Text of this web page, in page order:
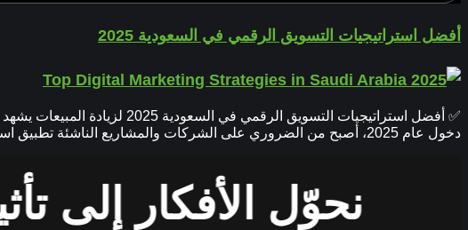
أفضل استراتيجيات التسويق الرقمي في السعودية 2025
✅ أفضل استراتيجيات
دخول عام 2025، أصبح من الضروري على الشركات والمشاريع الناشئة تطبيق استراتيجيات تسويق فعالة لضمان النمو والتميز في السوق السعودي. في هذه المقالة، تقدم لكم وكالة ميرال للحلول […]
نحوّل الأفكار إلى